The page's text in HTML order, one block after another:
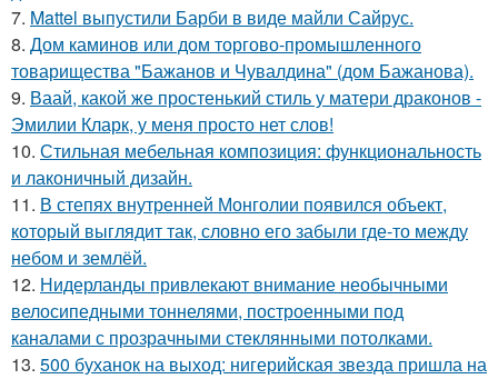
7. Mattel выпустили Барби в виде майли Сайрус.
8. Дом каминов или дом торгово-промышленного
товарищества "Бажанов и Чувалдина" (дом Бажанова).
9. Ваай, какой же простенький стиль у матери драконов -
Эмилии Кларк, у меня просто нет слов!
10. Стильная мебельная композиция: функциональность
и лаконичный дизайн.
11. В степях внутренней Монголии появился объект,
который выглядит так, словно его забыли где-то между
небом и землёй.
12. Нидерланды привлекают внимание необычными
велосипедными тоннелями, построенными под
каналами с прозрачными стеклянными потолками.
13. 500 буханок на выход: нигерийская звезда пришла на